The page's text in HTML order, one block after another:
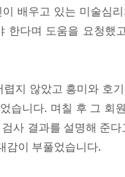
배우고 있는 미술심
한다며 도움을 요청했
지 않았고 흥미와 호
습니다. 며칠 후 그 회
사 결과를 설명해 준
감이 부풀었습니다.